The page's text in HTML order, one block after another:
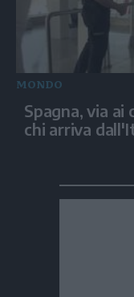
MONDO
Spagna, via
chi arriva